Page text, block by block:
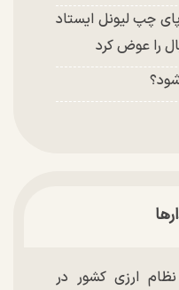
چپ لیونل ایستاد
را عوض کرد
ارزی کشور در